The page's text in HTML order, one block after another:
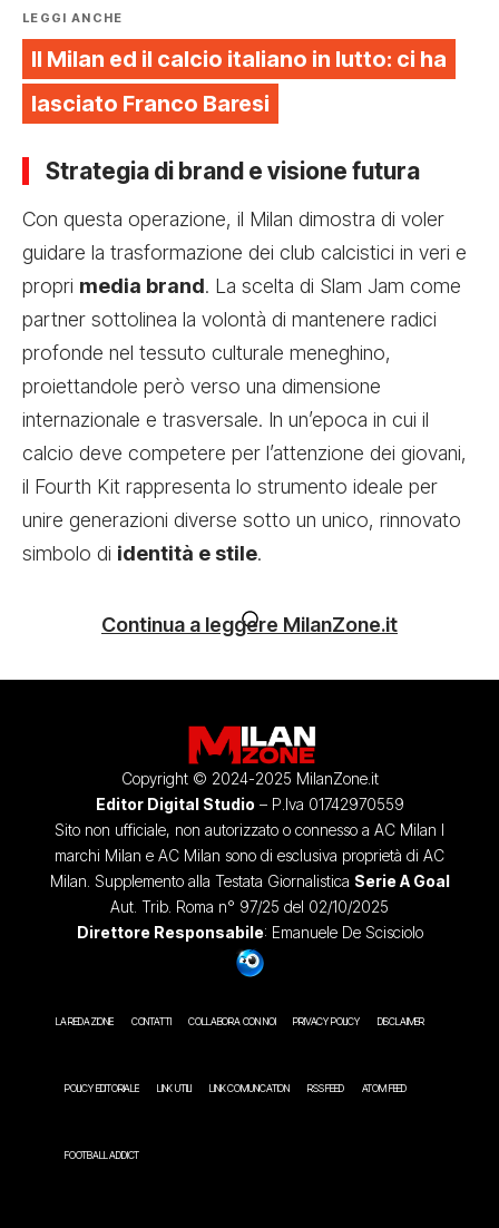
LEGGI ANCHE
Il Milan ed il calcio italiano in lutto: ci ha
lasciato Franco Baresi
Strategia di brand e visione futura
Con questa operazione, il Milan dimostra di voler
guidare la trasformazione dei club calcistici in veri e
propri media brand. La scelta di Slam Jam come
partner sottolinea la volontà di mantenere radici
profonde nel tessuto culturale meneghino,
proiettandole però verso una dimensione
internazionale e trasversale. In un’epoca in cui il
calcio deve competere per l’attenzione dei giovani,
il Fourth Kit rappresenta lo strumento ideale per
unire generazioni diverse sotto un unico, rinnovato
simbolo di identità e stile.
Continua a leggere MilanZone.it
Copyright © 2024-2025 MilanZone.it
Editor Digital Studio – P.Iva 01742970559
Sito non ufficiale, non autorizzato o connesso a AC Milan I
marchi Milan e AC Milan sono di esclusiva proprietà di AC
Milan. Supplemento alla Testata Giornalistica Serie A Goal
Aut. Trib. Roma n° 97/25 del 02/10/2025
Direttore Responsabile: Emanuele De Scisciolo
LA REDAZIONE CONTATTI COLLABORA CON NOI PRIVACY POLICY DISCLAIMER
POLICY EDITORIALE LINK UTILI LINK COMUNICATION RSS FEED ATOM FEED
FOOTBALL ADDICT